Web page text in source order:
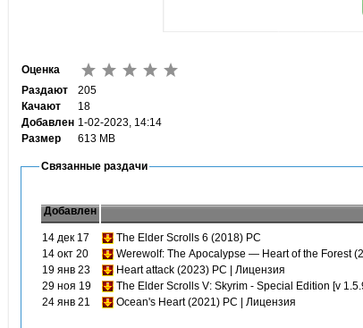
Оценка
Раздают
205
Качают
18
Добавлен 1-02-2023, 14:14
Размер
613 MB
Связанные раздачи
Добавлен
14 дек 17 The Elder Scrolls 6 (2018) PC
14 окт 20
Werewolf: The Apocalypse — Heart of the Forest
19 янв 23
Heart attack (2023) PC | Лицензия
29 ноя 19
The Elder Scrolls V: Skyrim - Special Edition [v
24 янв 21
Ocean's Heart (2021) PC | Лицензия